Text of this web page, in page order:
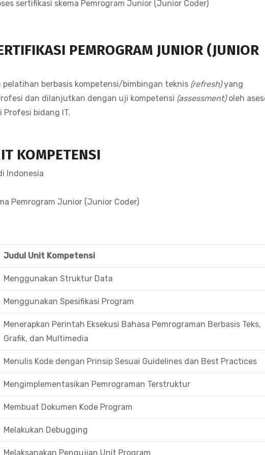
sertifikasi skema Pemrogram Junior (Junior Coder)
PEMROGRAM JUNIOR (JUNIOR
berbasis kompetensi/bimbingan teknis (refresh)yang
dan dilanjutkan dengan uji kompetensi (assessment)oleh
Profesi bidang IT.
KOMPETENSI
Indonesia
Pemrogram Junior (Junior Coder)
Judul Unit Kompetensi
Menggunakan Struktur Data
Menggunakan Spesifikasi Program
Menerapkan Perintah Eksekusi Bahasa Pemrograman Berbasis Teks,
Grafik, dan Multimedia
Menulis Kode dengan Prinsip Sesuai Guidelines dan Best Practices
Mengimplementasikan Pemrograman Terstruktur
Membuat Dokumen Kode Program
Melakukan Debugging
Melaksanakan Pengujian Unit Program